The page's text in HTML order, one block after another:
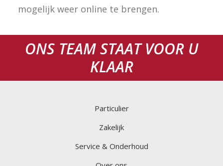
mogelijk weer online te brengen.
ONS TEAM STAAT VOOR U
KLAAR
Particulier
Zakelijk
Service & Onderhoud